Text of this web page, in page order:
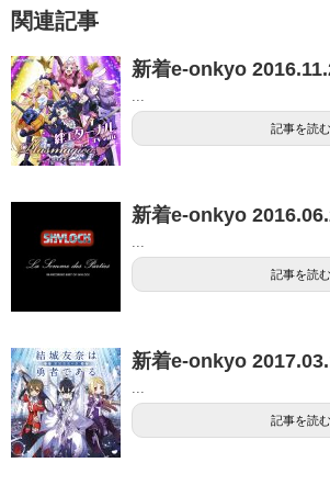
関連記事
新着e-onkyo
記事を読む
新着e-onkyo
記事を読む
新着e-onkyo
記事を読む